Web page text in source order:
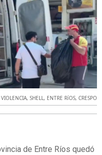
VIOLENCIA, SHELL, ENTRE RíOS, CRESPO
de Entre Ríos quedó